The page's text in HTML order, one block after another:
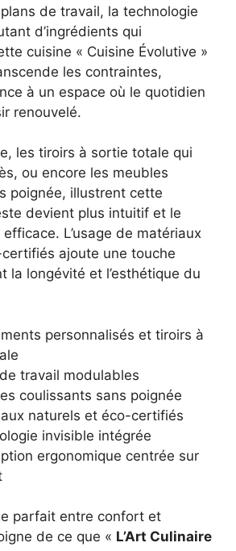
de travail, la technologie
d’ingrédients qui
cuisine « Cuisine Évolutive »
les contraintes,
à un espace où le quotidien
renouvelé.
les tiroirs à sortie totale qui
ou encore les meubles
poignée, illustrent cette
devient plus intuitif et le
L’usage de matériaux
ajoute une touche
la longévité et l’esthétique du
personnalisés et tiroirs à
travail modulables
coulissants sans poignée
naturels et éco-certifiés
invisible intégrée
ergonomique centrée sur
parfait entre confort et
de ce que « L’Art Culinaire